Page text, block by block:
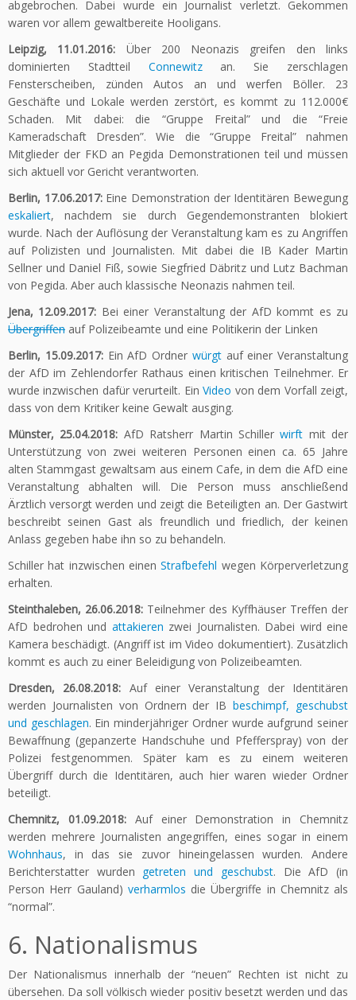
abgebrochen. Dabei wurde ein Journalist verletzt. Gekommen
waren vor allem gewaltbereite Hooligans.
Leipzig, 11.01.2016: Über 200 Neonazis greifen den links
dominierten Stadtteil Connewitzan. Sie zerschlagen
Fensterscheiben, zünden Autos an und werfen Böller. 23
Geschäfte und Lokale werden zerstört, es kommt zu 112.000€
Schaden. Mit dabei: die “Gruppe Freital” und die “Freie
Kameradschaft Dresden”. Wie die “Gruppe Freital” nahmen
Mitglieder der FKD an Pegida Demonstrationen teil und müssen
sich aktuell vor Gericht verantworten.
Berlin, 17.06.2017:Eine Demonstration der Identitären Bewegung
eskaliert, nachdem sie durch Gegendemonstranten blokiert
wurde. Nach der Auflösung der Veranstaltung kam es zu Angriffen
auf Polizisten und Journalisten. Mit dabei die IB Kader Martin
Sellner und Daniel Fiß, sowie Siegfried Däbritz und Lutz Bachman
von Pegida. Aber auch klassische Neonazis nahmen teil.
Jena, 12.09.2017: Bei einer Veranstaltung der AfD kommt es zu
Übergriffen auf Polizeibeamte und eine Politikerin der Linken
Berlin, 15.09.2017:Ein AfD Ordner würgtauf einer Veranstaltung
der AfD im Zehlendorfer Rathaus einen kritischen Teilnehmer. Er
wurde inzwischen dafür verurteilt. EinVideo von dem Vorfall zeigt,
dass von dem Kritiker keine Gewalt ausging.
Münster, 25.04.2018: AfD Ratsherr Martin Schillerwirft mit der
Unterstützung von zwei weiteren Personen einen ca. 65 Jahre
alten Stammgast gewaltsam aus einem Cafe, in dem die AfD eine
Veranstaltung abhalten will. Die Person muss anschließend
Ärztlich versorgt werden und zeigt die Beteiligten an. Der Gastwirt
beschreibt seinen Gast als freundlich und friedlich, der keinen
Anlass gegeben habe ihn so zu behandeln.
Schiller hat inzwischen einenStrafbefehl wegen Körperverletzung
erhalten.
Steinthaleben, 26.06.2018: Teilnehmer des Kyffhäuser Treffen der
AfD bedrohen und attakieren zwei Journalisten. Dabei wird eine
Kamera beschädigt. (Angriff ist im Video dokumentiert). Zusätzlich
kommt es auch zu einer Beleidigung von Polizeibeamten.
Dresden, 26.08.2018: Auf einer Veranstaltung der Identitären
werden Journalisten von Ordnern der IBbeschimpf, geschubst
und geschlagen. Ein minderjähriger Ordner wurde aufgrund seiner
Bewaffnung (gepanzerte Handschuhe und Pfefferspray) von der
Polizei festgenommen. Später kam es zu einem weiteren
Übergriff durch die Identitären, auch hier waren wieder Ordner
beteiligt.
Chemnitz, 01.09.2018:Auf einer Demonstration in Chemnitz
werden mehrere Journalisten angegriffen, eines sogar in einem
Wohnhaus, in das sie zuvor hineingelassen wurden. Andere
Berichterstatter wurden getreten und geschubst. Die AfD (in
Person Herr Gauland) verharmlos die Übergriffe in Chemnitz als
“normal”.
6. Nationalismus
Der Nationalismus innerhalb der “neuen” Rechten ist nicht zu
übersehen. Da soll völkisch wieder positiv besetzt werden und das